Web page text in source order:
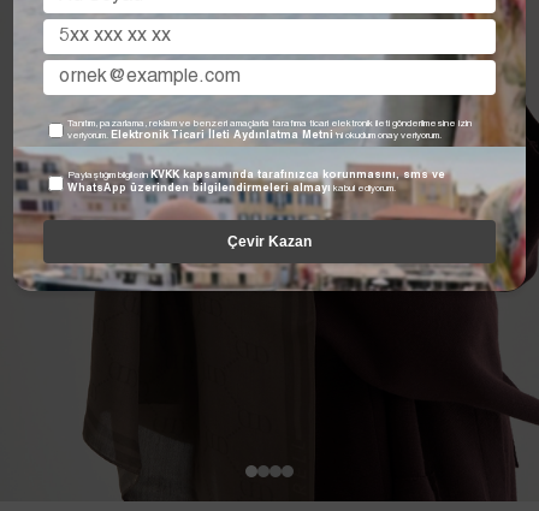
Tanıtım, pazarlama, reklam ve benzeri amaçlarla tarafıma ticari elektronik ileti gönderilmesine izin
veriyorum. Elektronik Ticari İleti Aydınlatma Metni 'ni okudum onay veriyorum.
Paylaştığım bilgilerin KVKK kapsamında tarafınızca korunmasını, sms ve
WhatsApp üzerinden bilgilendirmeleri almayı
kabul ediyorum.
Çevir Kazan